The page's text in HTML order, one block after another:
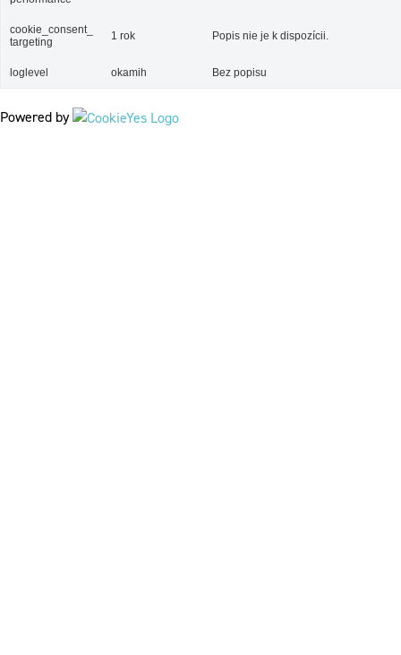
cookie_consent_
targeting
1 rok Popis nie je k dispozícii.
loglevel okamih Bez popisu
Powered by